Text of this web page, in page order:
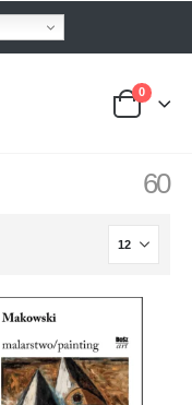
0
60